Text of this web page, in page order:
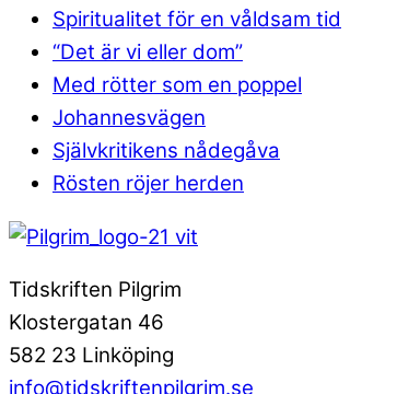
Spiritualitet för en våldsam tid
“Det är vi eller dom”
Med rötter som en poppel
Johannesvägen
Självkritikens nådegåva
Rösten röjer herden
Tidskriften Pilgrim
Klostergatan 46
582 23 Linköping
info@tidskriftenpilgrim.se